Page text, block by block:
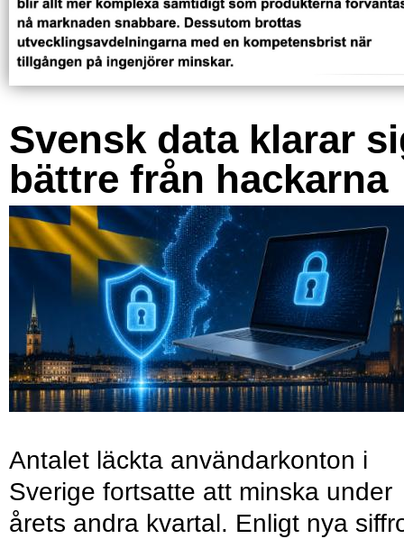
Svensk data klarar
bättre från hackarna
Antalet läckta användarkonton i
Sverige fortsatte att minska under
årets andra kvartal. Enligt nya